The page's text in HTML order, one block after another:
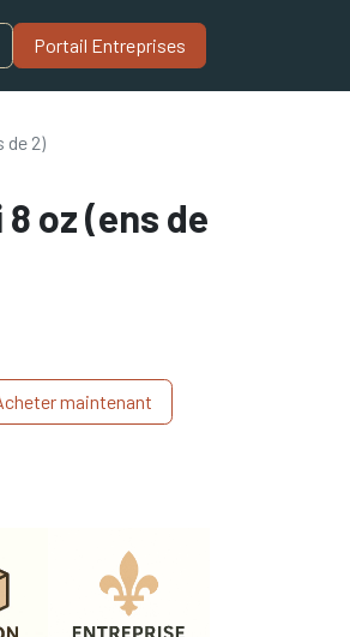
Portail Entreprises​
de 2)
oz (ens de
maintenant